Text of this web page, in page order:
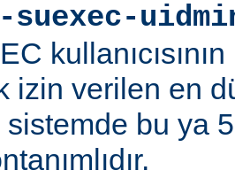
izin verilen en
bu ya